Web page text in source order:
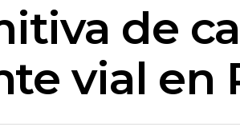
de
vial en